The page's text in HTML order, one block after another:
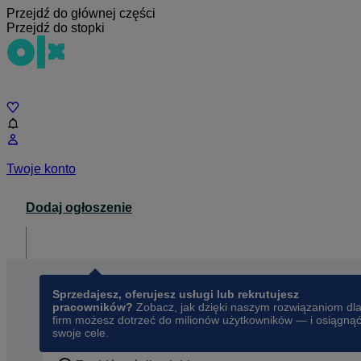
Przejdź do głównej części
Przejdź do stopki
Twoje konto
Dodaj ogłoszenie
Sprzedajesz, oferujesz usługi lub rekrutujesz
pracowników? Zobacz, jak dzięki naszym rozwiązaniom dla
firm możesz dotrzeć do milionów użytkowników — i osiągnąć
swoje cele.